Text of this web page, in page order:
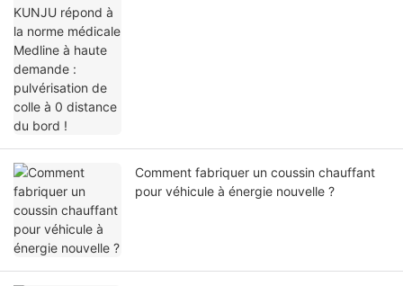
Comment fabriquer un coussin chauffant
pour véhicule à énergie nouvelle ?